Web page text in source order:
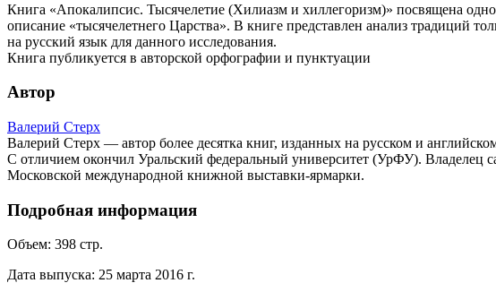
Книга «Апокалипсис. Тысячелетие (Хилиазм и хиллегоризм)» посвящена
описание «тысячелетнего Царства». В книге представлен анализ традиций
на русский язык для данного исследования.
Книга публикуется в авторской орфографии и пунктуации
Автор
Валерий Стерх
Валерий Стерх — автор более десятка книг, изданных на русском и
С отличием окончил Уральский федеральный университет (УрФУ). Владелец
Московской международной книжной выставки-ярмарки.
Подробная информация
Объем: 398 стр.
Дата выпуска: 25 марта 2016 г.